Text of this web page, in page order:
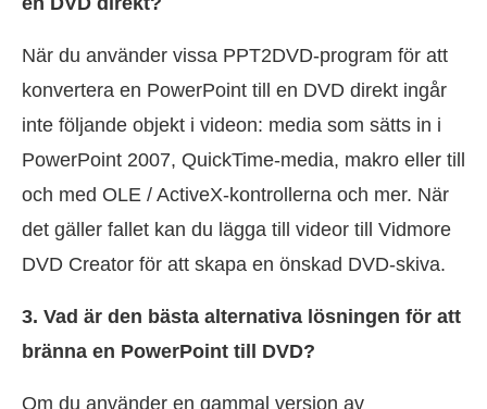
När du använder vissa PPT2DVD-program för att
konvertera en PowerPoint till en DVD direkt ingår
inte följande objekt i videon: media som sätts in i
PowerPoint 2007, QuickTime-media, makro eller till
och med OLE / ActiveX-kontrollerna och mer. När
det gäller fallet kan du lägga till videor till Vidmore
DVD Creator för att skapa en önskad DVD-skiva.
3. Vad är den bästa alternativa lösningen för att
bränna en PowerPoint till DVD?
Om du använder en gammal version av